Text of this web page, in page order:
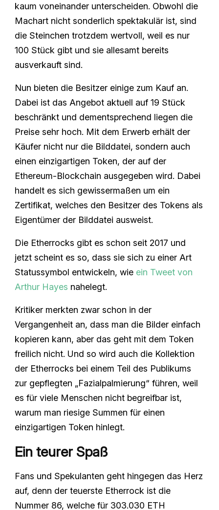
kaum voneinander unterscheiden. Obwohl die
Machart nicht sonderlich spektakulär ist, sind
die Steinchen trotzdem wertvoll, weil es nur
100 Stück gibt und sie allesamt bereits
ausverkauft sind.
Nun bieten die Besitzer einige zum Kauf an.
Dabei ist das Angebot aktuell auf 19 Stück
beschränkt und dementsprechend liegen die
Preise sehr hoch. Mit dem Erwerb erhält der
Käufer nicht nur die Bilddatei, sondern auch
einen einzigartigen Token, der auf der
Ethereum-Blockchain ausgegeben wird. Dabei
handelt es sich gewissermaßen um ein
Zertifikat, welches den Besitzer des Tokens als
Eigentümer der Bilddatei ausweist.
Die Etherrocks gibt es schon seit 2017 und
jetzt scheint es so, dass sie sich zu einer Art
Statussymbol entwickeln, wie ein Tweet von
Arthur Hayes nahelegt.
Kritiker merkten zwar schon in der
Vergangenheit an, dass man die Bilder einfach
kopieren kann, aber das geht mit dem Token
freilich nicht. Und so wird auch die Kollektion
der Etherrocks bei einem Teil des Publikums
zur gepflegten „Fazialpalmierung“ führen, weil
es für viele Menschen nicht begreifbar ist,
warum man riesige Summen für einen
einzigartigen Token hinlegt.
Ein teurer Spaß
Fans und Spekulanten geht hingegen das Herz
auf, denn der teuerste Etherrock ist die
Nummer 86, welche für 303.030 ETH